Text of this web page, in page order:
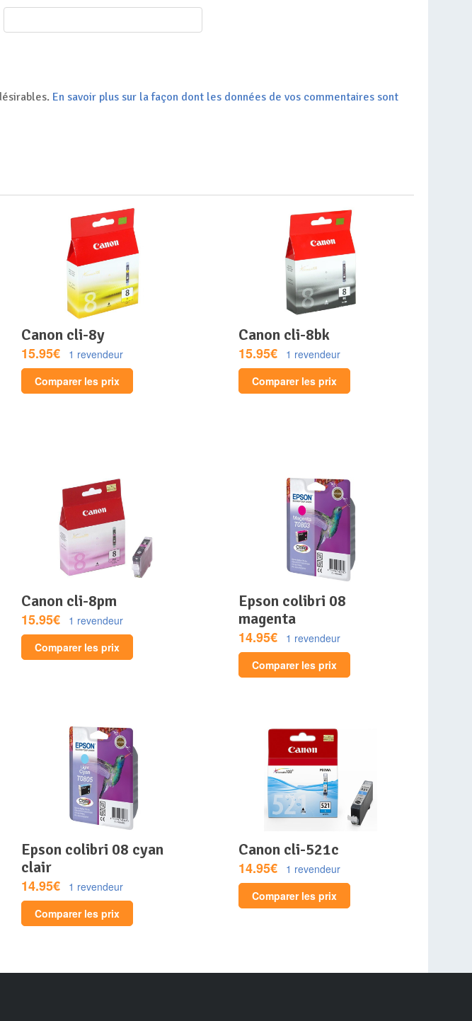
En savoir plus sur la façon dont les données de vos commentaires sont
canon cli-8y
15.95€
1 revendeur
Comparer les prix
canon cli-8bk
15.95€
1 revendeur
Comparer les prix
canon cli-8pm
15.95€
1 revendeur
Comparer les prix
epson colibri 08
magenta
14.95€
1 revendeur
Comparer les prix
epson colibri 08 cyan
clair
14.95€
1 revendeur
Comparer les prix
canon cli-521c
14.95€
1 revendeur
Comparer les prix